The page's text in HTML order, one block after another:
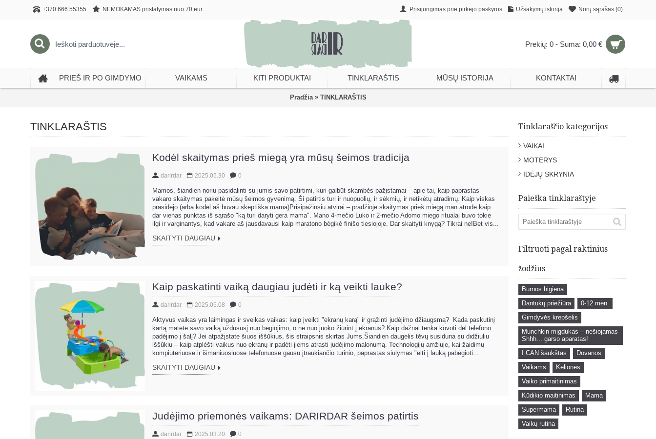
+370 666 55355 NEMOKAMAS pristatymas nuo 70 eur Prisijungimas prie pirkėjo paskyros Užsakymų istorija Norų sąrašas (0)
Prekių: 0 - Suma: 0,00 €
PRIEŠ IR PO GIMDYMO VAIKAMS KITI PRODUKTAI TINKLARAŠTIS MŪSŲ ISTORIJA KONTAKTAI
Pradžia» TINKLARAŠTIS
Tinklaraščio kategorijos
VAIKAI
MOTERYS
IDĖJŲ SKRYNIA
Paieška tinklaraštyje
Filtruoti pagal raktinius
žodžius
Burnos higiena
Dantukų priežiūra
0-12 mėn.
Gimdyvės krepšelis
Munchkin migdukas – nešiojamas
Shhh... garso aparatas!
I CAN šaukštas
Dovanos
Vaikams
Kelionės
Vaiko primaitinimas
Kūdikio maitinimas
Mama
Supermama
Rutina
Vaikų rutina
TINKLARAŠTIS
Kodėl skaitymas prieš miegą yra mūsų šeimos tradicija
darirdar 2025.05.30 0
Mamos, šiandien noriu pasidalinti su jumis savo patirtimi, kuri galbūt skambės pažįstamai – apie tai, kaip paprastas
vakaro skaitymas pakeitė mūsų šeimos gyvenimą. Ši patirtis turi ir nuopuolių, ir sėkmių, ir netikėtų atradimų. Kaip viskas
prasidėjo (arba kodėl aš buvau skeptiška mama)Prisipažinsiu atvirai – pradžioje skaitymas prieš miegą man atrodė kaip
dar vienas punktas iš sąrašo "ką turi daryti gera mama". Mano 4-mečio Luko ir 2-mečio Adomo miego ritualai buvo tokie
ilgi ir varginantys, kad vakare aš jausdavausi kaip maratono bėgikė finišo tiesiojoje. Dar skaityti knygą? Tikrai ne!Bet vis...
SKAITYTI DAUGIAU
Kaip paskatinti vaiką daugiau judėti ir ką veikti lauke?
darirdar 2025.05.08 0
Aktyvus vaikas yra laimingas ir sveikas vaikas: kaip įveikti "ekranų karą" ir grąžinti judėjimo džiaugsmą? Kada paskutinį
kartą matėte savo vaiką uždususį nuo bėgiojimo, o ne nuo juoko žiūrint į ekranus? Kaip dažnai tenka kovoti dėl telefono
padėjimo į šalį? Jei atpažįstate šiuos iššūkius, šis straipsnis skirtas Jums.Šiandien daugelis tėvų susiduria su didžiuliu
iššūkiu – kaip atplėšti vaikus nuo ekranų ir padėti jiems atrasti judėjimo malonumą. Technologijų amžiuje, kai žaidimų
kompiuteriuose ir išmaniuosiuose telefonuose gausu įtraukiančio turinio, paprastas siūlymas "eiti į lauką pabėgioti...
SKAITYTI DAUGIAU
Judėjimo priemonės vaikams: DARIRDAR šeimos patirtis
darirdar 2025.03.20 0